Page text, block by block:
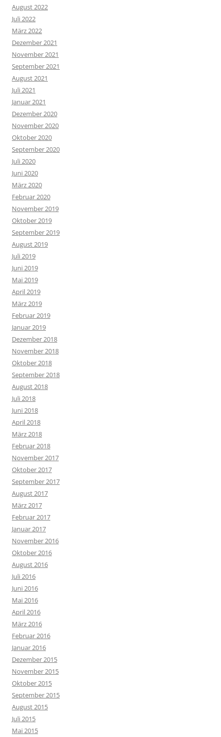
August 2022
Juli 2022
März 2022
Dezember 2021
November 2021
September 2021
August 2021
Juli 2021
Januar 2021
Dezember 2020
November 2020
Oktober 2020
September 2020
Juli 2020
Juni 2020
März 2020
Februar 2020
November 2019
Oktober 2019
September 2019
August 2019
Juli 2019
Juni 2019
Mai 2019
April 2019
März 2019
Februar 2019
Januar 2019
Dezember 2018
November 2018
Oktober 2018
September 2018
August 2018
Juli 2018
Juni 2018
April 2018
März 2018
Februar 2018
November 2017
Oktober 2017
September 2017
August 2017
März 2017
Februar 2017
Januar 2017
November 2016
Oktober 2016
August 2016
Juli 2016
Juni 2016
Mai 2016
April 2016
März 2016
Februar 2016
Januar 2016
Dezember 2015
November 2015
Oktober 2015
September 2015
August 2015
Juli 2015
Mai 2015